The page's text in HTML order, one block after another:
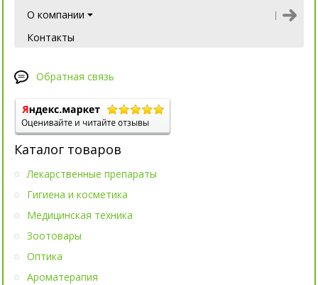
О компании
Контакты
Обратная связь
Каталог товаров
Лекарственные препараты
Гигиена и косметика
Медицинская техника
Зоотовары
Оптика
Ароматерапия